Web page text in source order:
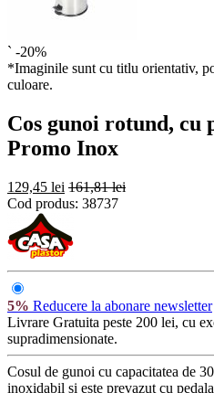
` -20%
*Imaginile sunt cu titlu orientativ,
culoare.
Cos gunoi rotund, cu
Promo Inox
129,45 lei 161,81 lei
Cod produs: 38737
5% Reducere la abonare newsletter
Livrare Gratuita peste 200 lei, cu
supradimensionate.
Cosul de gunoi cu capacitatea de
inoxidabil si este prevazut cu